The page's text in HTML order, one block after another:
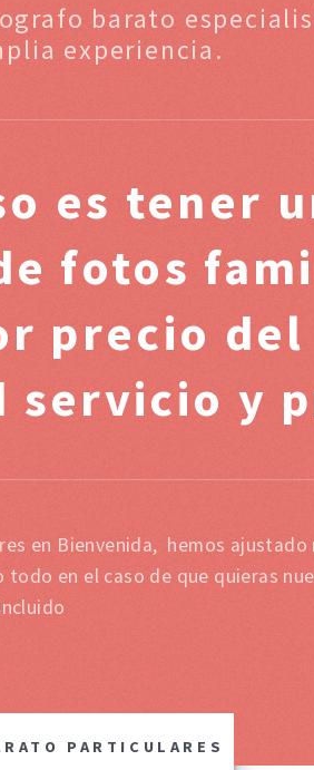
barato
experiencia.
es tener
fotos
precio del
servicio y
en Bienvenida, hemos
en el caso de que quieras
PARTICULARES